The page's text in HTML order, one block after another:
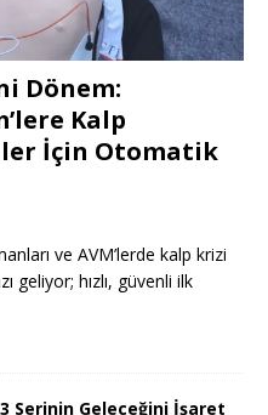
Dönem:
Kalp
İçin Otomatik
ve AVM’lerde kalp krizi
geliyor; hızlı, güvenli ilk
Serinin Geleceğini İşaret